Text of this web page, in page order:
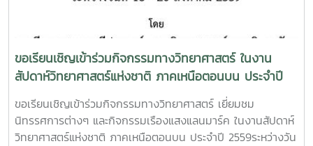
ขอเรียนเชิญเข้าร่วมกิจกรรมทางวิทยาศาสตร์ ในงาน
สัปดาห์วิทยาศาสตร์แห่งชาติ ภาคเหนือตอนบน ประจำปี
2559
ขอเรียนเชิญเข้าร่วมกิจกรรมทางวิทยาศาสตร์ เยี่ยมชม
นิทรรศการต่างๆ และกิจกรรมเรืองแสงแลนมาร์ค ในงานสัปดาห์
วิทยาศาสตร์แห่งชาติ ภาคเหนือตอนบน ประจำปี 2559ระหว่างวัน